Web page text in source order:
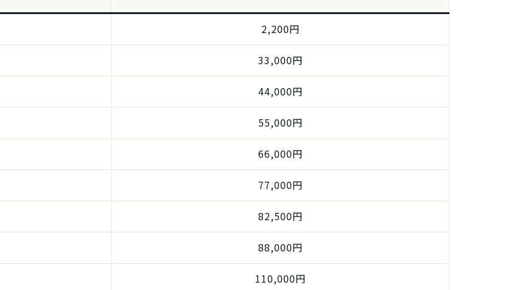
2,200円
33,000円
44,000円
55,000円
66,000円
77,000円
82,500円
88,000円
110,000円